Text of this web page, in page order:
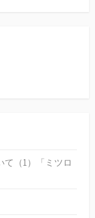
（1）「ミツロ